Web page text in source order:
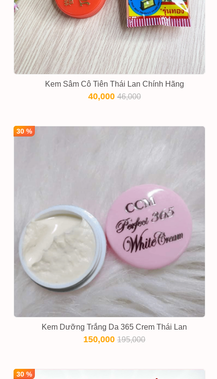
Kem Sâm Cô Tiên Thái Lan Chính Hãng
40,00046,000
30 %
Kem Dưỡng Trắng Da 365 Crem Thái Lan
150,000195,000
30 %